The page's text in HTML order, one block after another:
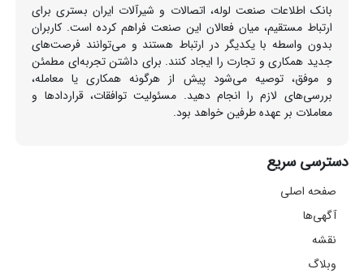
بانک اطلاعات صنعت لوله، اتصالات و شیرآلات ایران بستری برای
ارتباط مستقیم، میان فعالان این صنعت فراهم کرده است. کاربران
بدون واسطه با یکدیگر در ارتباط هستند و می‌توانند فرصت‌های
جدید همکاری و تجارت را ایجاد کنند. برای داشتن تجربه‌ای مطمئن
و موفق، توصیه می‌شود پیش از هرگونه همکاری یا معامله،
بررسی‌های لازم را انجام دهید. مسئولیت توافقات، قراردادها و
معاملات بر عهده طرفین خواهد بود.
دسترسی سریع
صفحه اصلی
آگهی‌ها
نقشه
وبلاگ